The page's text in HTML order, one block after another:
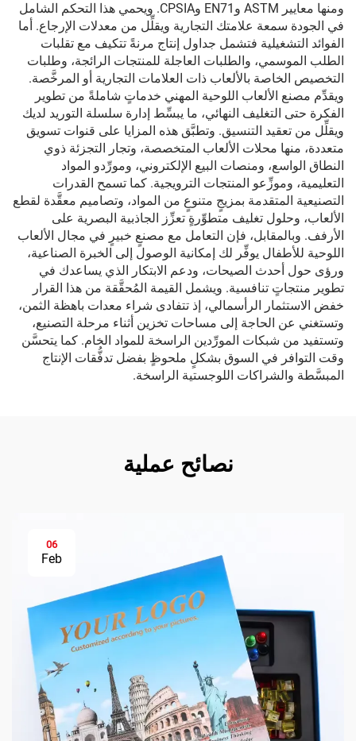
ومنها معايير ASTM وEN71 وCPSIA. ويحمي هذا التحكم الشامل
في الجودة سمعة علامتك التجارية ويقلِّل من معدلات الإرجاع. أما
الفوائد التشغيلية فتشمل جداول إنتاج مرنةً تتكيف مع تقلبات
الطلب الموسمي، والطلبات العاجلة للمنتجات الرائجة، وطلبات
التخصيص الخاصة بالألعاب ذات العلامات التجارية أو المرخَّصة.
ويقدِّم مصنع الألعاب اللوحية المهني خدماتٍ شاملةً من تطوير
الفكرة حتى التغليف النهائي، ما يبسِّط إدارة سلسلة التوريد لديك
ويقلِّل من تعقيد التنسيق. وتطبَّق هذه المزايا على قنوات تسويق
متعددة، منها محلات الألعاب المتخصصة، وتجار التجزئة ذوي
النطاق الواسع، ومنصات البيع الإلكتروني، ومورِّدو المواد
التعليمية، وموزِّعو المنتجات الترويجية. كما تسمح القدرات
التصنيعية المتقدمة بمزيجٍ متنوعٍ من المواد، وتصاميم معقَّدة لقطع
الألعاب، وحلول تغليف متطوِّرةٍ تعزِّز الجاذبية البصرية على
الأرفف. وبالمقابل، فإن التعامل مع مصنعٍ خبيرٍ في مجال الألعاب
اللوحية للأطفال يوفِّر لك إمكانية الوصول إلى الخبرة الصناعية،
ورؤى حول أحدث الصيحات، ودعم الابتكار الذي يساعدك في
تطوير منتجاتٍ تنافسية. ويشمل القيمة المُحقَّقة من هذا القرار
خفض الاستثمار الرأسمالي، إذ تتفادى شراء معدات باهظة الثمن،
وتستغني عن الحاجة إلى مساحات تخزين أثناء مرحلة التصنيع،
وتستفيد من شبكات المورِّدين الراسخة للمواد الخام. كما يتحسَّن
وقت التوافر في السوق بشكلٍ ملحوظٍ بفضل تدفُّقات الإنتاج
المبسَّطة والشراكات اللوجستية الراسخة.
نصائح عملية
06
Feb